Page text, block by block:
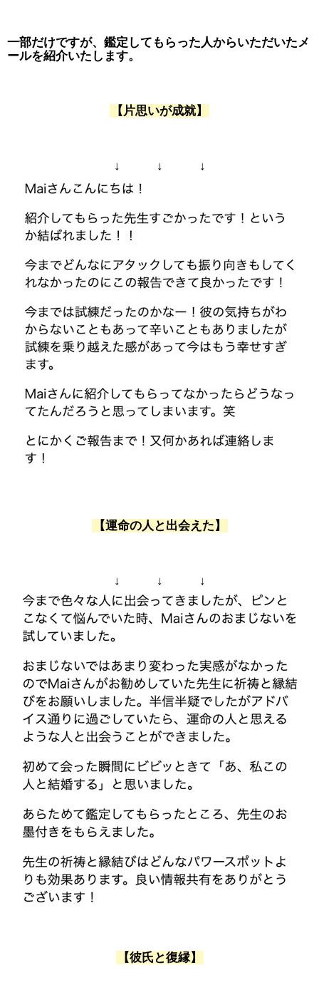
一部だけですが、鑑定してもらった人からいただいたメ
ールを紹介いたします。
【片思いが成就】
↓ ↓ ↓
【運命の人と出会えた】
↓ ↓ ↓
【彼氏と復縁】